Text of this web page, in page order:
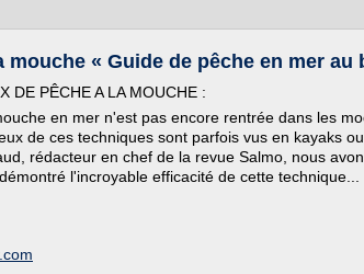
mouche « Guide de pêche en mer au
DE PÊCHE A LA MOUCHE :
en mer n'est pas encore rentrée dans les
de ces techniques sont parfois vus en kayaks
rédacteur en chef de la revue Salmo, nous
l'incroyable efficacité de cette technique...